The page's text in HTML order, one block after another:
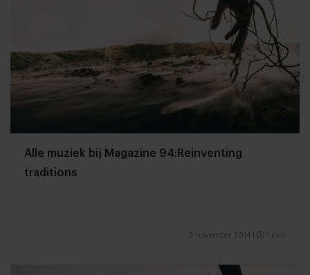
Alle muziek bij Magazine 94:Reinventing
traditions
5 november 2014 1 min